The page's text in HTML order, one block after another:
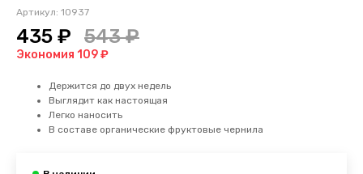
Артикул: 10937
435 ₽ 543 ₽
Экономия 109 ₽
Держится до двух недель
Выглядит как настоящая
Легко наносить
В составе органические фруктовые чернила